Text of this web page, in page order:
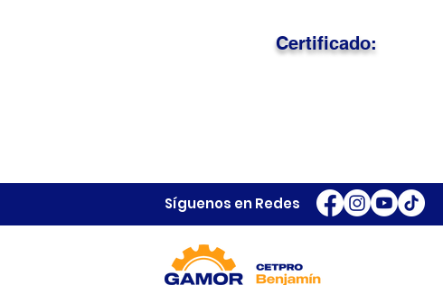
Certificado:
Síguenos en Redes